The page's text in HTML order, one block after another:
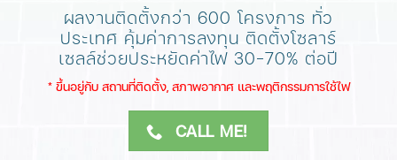
ผลงานติดตั้งกว่า 600 โครงการ ทั่ว
ประเทศ คุ้มค่าการลงทุน ติดตั้งโซลาร์
เซลล์ช่วยประหยัดค่าไฟ 30-70% ต่อปี
​* ขึ้นอยู่กับ สถานที่ติดตั้ง, สภาพอากาศ​ และพฤติกรรมการใช้ไฟ
CALL ME!